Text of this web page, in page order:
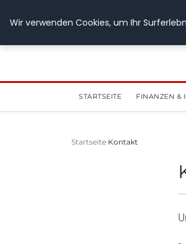
STARTSEITE FINANZEN &
Startseite Kontakt
Wir verwenden Cookies, um Ihr